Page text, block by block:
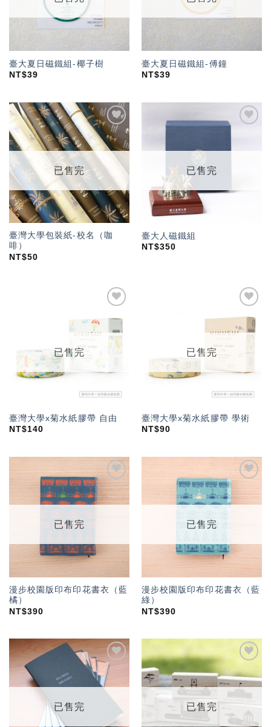
臺大夏日磁鐵組-椰子樹
NT$39
臺大夏日磁鐵組-傅鐘
NT$39
加入
「願
望輕
單」
已售完
臺灣大學包裝紙-校名（咖
啡）
NT$50
已售完
臺大人磁鐵組
NT$350
「願
望輕
單」
已售完
臺灣大學x菊水紙膠帶 自由
NT$140
加入
「願
望輕
已售完
臺灣大學x菊水紙膠帶 學術
NT$90
加入
「願
望輕
已售完
漫步校園版印布印花書衣（藍
橘）
NT$390
加入
「願
望輕
已售完
漫步校園版印布印花書衣（藍
綠）
NT$390
加入
望輕
單」
已售完
「願
望輕
單」
已售完